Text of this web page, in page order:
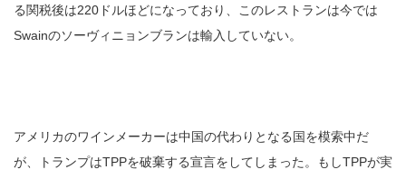
る関税後は220ドルほどになっており、このレストランは今では
Swainのソーヴィニョンブランは輸入していない。
アメリカのワインメーカーは中国の代わりとなる国を模索中だ
が、トランプはTPPを破棄する宣言をしてしまった。もしTPPが実